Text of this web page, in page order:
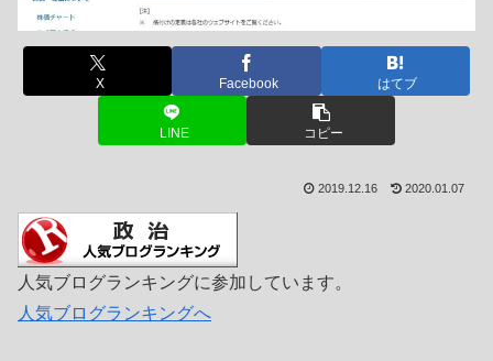
X Facebook はてブ
LINE コピー
2019.12.16 2020.01.07
人気ブログランキングに参加しています。
人気ブログランキングへ